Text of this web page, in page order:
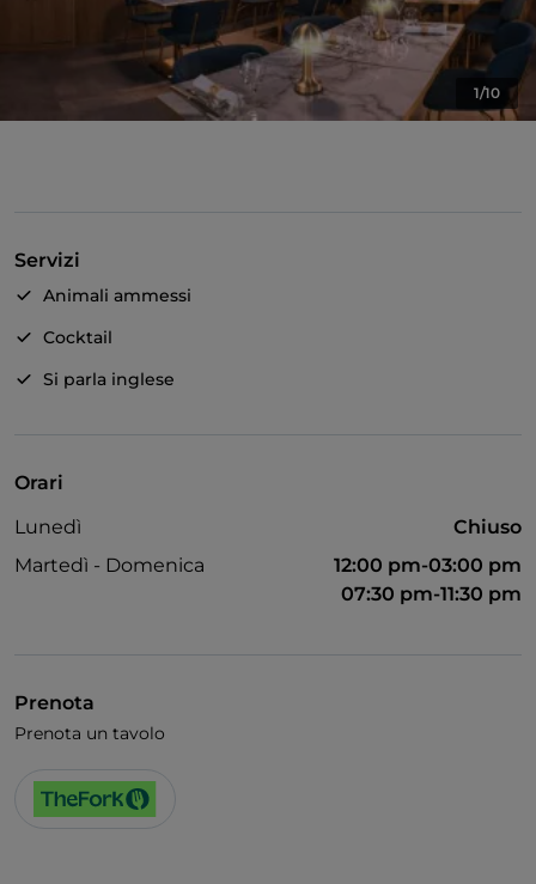
1/10
Servizi
Animali ammessi
Cocktail
Si parla inglese
Orari
Lunedì
Chiuso
Martedì - Domenica
12:00 pm-03:00 pm
07:30 pm-11:30 pm
Prenota
Prenota un tavolo